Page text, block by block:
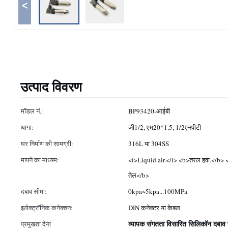
<
उत्पाद विवरण
मॉडल नं.:
BP93420-आईबी
धागा:
जी1/2, एम20*1.5, 1/2एनपीटी
घर निर्माण की सामग्री:
316L या 304SS
मापने का माध्यम:
<i>Liquid air.</i> <b>तरल हवा.</b>
तेल</b>
दबाव सीमा:
0kpa~5kpa...100MPa
इलेक्ट्रॉनिक कनेक्शन:
DIN कनेक्टर या केबल
प्रमुखता देना
व्यापक संगतता विसारित सिलिकॉन